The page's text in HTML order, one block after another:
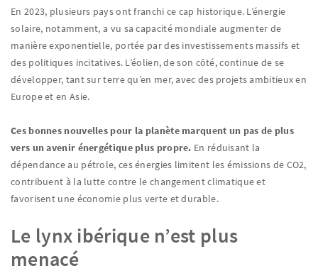
En 2023, plusieurs pays ont franchi ce cap historique. L’énergie
solaire, notamment, a vu sa capacité mondiale augmenter de
manière exponentielle, portée par des investissements massifs et
des politiques incitatives. L’éolien, de son côté, continue de se
développer, tant sur terre qu’en mer, avec des projets ambitieux en
Europe et en Asie.
Ces bonnes nouvelles pour la planète marquent un pas de plus
vers un avenir énergétique plus propre. En réduisant la
dépendance au pétrole, ces énergies limitent les émissions de CO2,
contribuent à la lutte contre le changement climatique et
favorisent une économie plus verte et durable.
Le lynx ibérique n’est plus
menacé